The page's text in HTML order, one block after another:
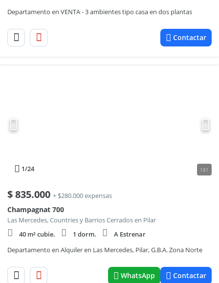
Departamento en VENTA - 3 ambientes tipo casa en dos plantas
Contactar
1/24 181
$835.000 + $280.000 expensas
Champagnat 700
Las Mercedes, Countries y Barrios Cerrados en Pilar
40 m² cubie.
1 dorm.
A Estrenar
Departamento en Alquiler en Las Mercedes, Pilar, G.B.A. Zona Norte
WhatsApp Contactar